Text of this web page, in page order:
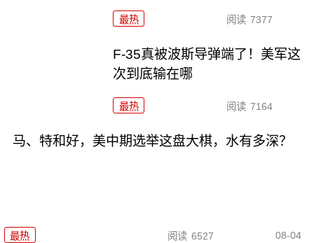
最热 阅读 7377
F-35真被波斯导弹端了！美军这
次到底输在哪
最热 阅读 7164
马、特和好，美中期选举这盘大棋，水有多深？
最热 阅读 6527 08-04